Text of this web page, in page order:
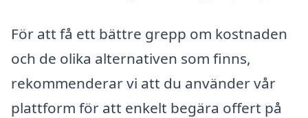
För att få ett bättre grepp om kostnaden
och de olika alternativen som finns,
rekommenderar vi att du använder vår
plattform för att enkelt begära offert på